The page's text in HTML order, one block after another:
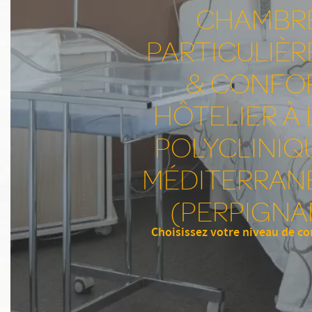
&
HÔTELIER À
Choisissez votre niveau de